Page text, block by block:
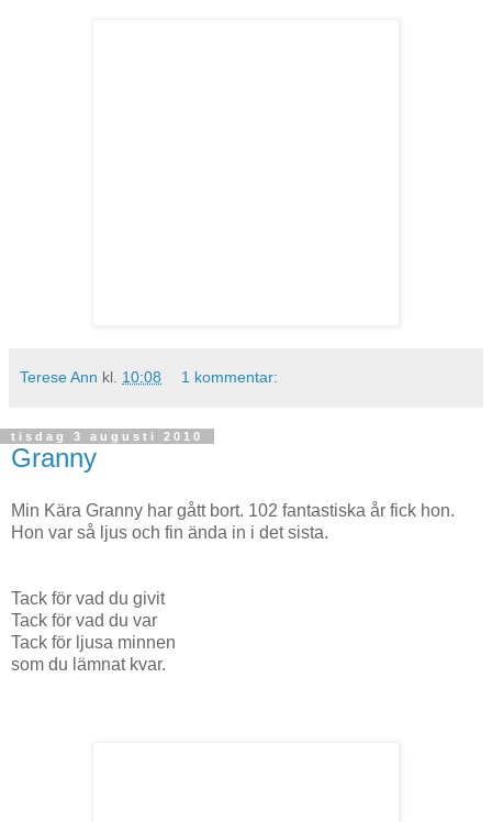
Terese Ann kl. 10:08 1 kommentar:
tisdag 3 augusti 2010
Granny
Min Kära Granny har gått bort. 102 fantastiska år fick hon.
Hon var så ljus och fin ända in i det sista.
Tack för vad du givit
Tack för vad du var
Tack för ljusa minnen
som du lämnat kvar.